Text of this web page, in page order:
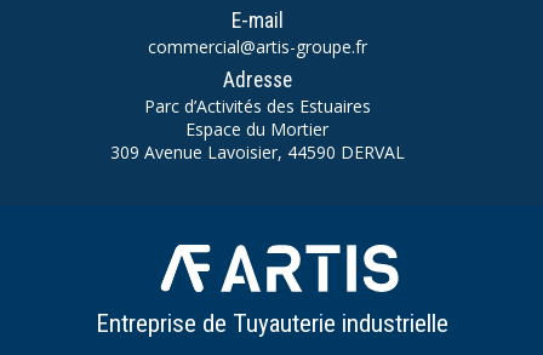
E-mail
commercial@artis-groupe.fr
Adresse
Parc d’Activités des Estuaires
Espace du Mortier
309 Avenue Lavoisier, 44590 DERVAL
Entreprise de Tuyauterie industrielle